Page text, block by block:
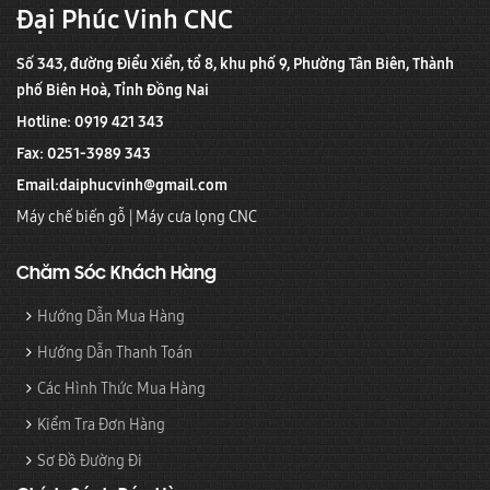
Đại Phúc Vinh CNC
Số 343, đường Điểu Xiển, tổ 8, khu phố 9, Phường Tân Biên, Thành
phố Biên Hoà, Tỉnh Đồng Nai
Hotline: 0919 421 343
Fax: 0251-3989 343
Email:daiphucvinh@gmail.com
Máy chế biến gỗ | Máy cưa lọng CNC
Chăm Sóc Khách Hàng
Hướng Dẫn Mua Hàng
Hướng Dẫn Thanh Toán
Các Hình Thức Mua Hàng
Kiểm Tra Đơn Hàng
Sơ Đồ Đường Đi